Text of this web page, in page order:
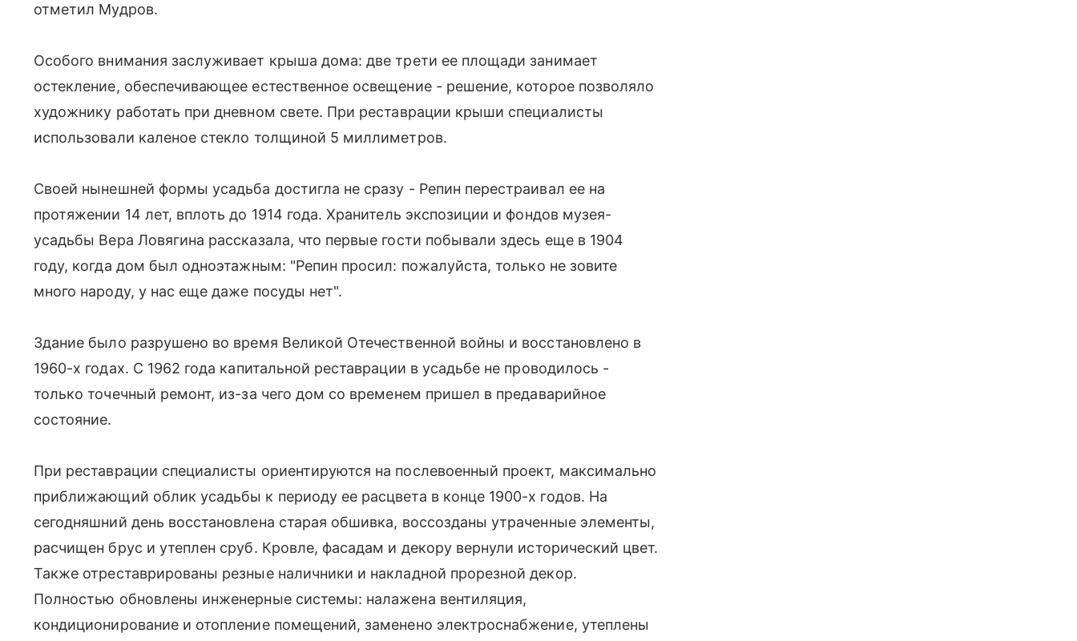
отметил Мудров.
Особого внимания заслуживает крыша дома: две трети ее площади занимает
остекление, обеспечивающее естественное освещение - решение, которое позволяло
художнику работать при дневном свете. При реставрации крыши специалисты
использовали каленое стекло толщиной 5 миллиметров.
Своей нынешней формы усадьба достигла не сразу - Репин перестраивал ее на
протяжении 14 лет, вплоть до 1914 года. Хранитель экспозиции и фондов музея-
усадьбы Вера Ловягина рассказала, что первые гости побывали здесь еще в 1904
году, когда дом был одноэтажным: "Репин просил: пожалуйста, только не зовите
много народу, у нас еще даже посуды нет".
Здание было разрушено во время Великой Отечественной войны и восстановлено в
1960-х годах. С 1962 года капитальной реставрации в усадьбе не проводилось -
только точечный ремонт, из-за чего дом со временем пришел в предаварийное
состояние.
При реставрации специалисты ориентируются на послевоенный проект, максимально
приближающий облик усадьбы к периоду ее расцвета в конце 1900-х годов. На
сегодняшний день восстановлена старая обшивка, воссозданы утраченные элементы,
расчищен брус и утеплен сруб. Кровле, фасадам и декору вернули исторический цвет.
Также отреставрированы резные наличники и накладной прорезной декор.
Полностью обновлены инженерные системы: налажена вентиляция,
кондиционирование и отопление помещений, заменено электроснабжение, утеплены